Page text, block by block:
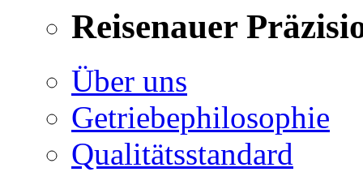
Reisenauer
Über uns
Getriebephilosophie
Qualitätsstandard